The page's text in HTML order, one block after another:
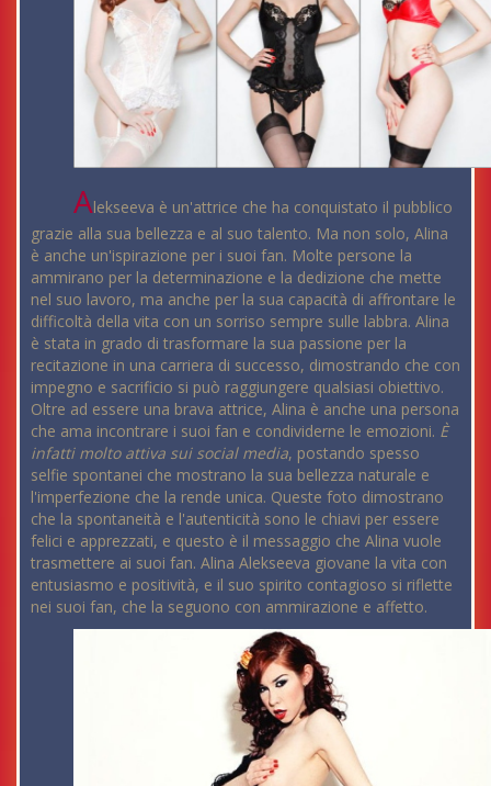
Alekseeva è un'attrice che ha conquistato il pubblico
grazie alla sua bellezza e al suo talento. Ma non solo, Alina
è anche un'ispirazione per i suoi fan. Molte persone la
ammirano per la determinazione e la dedizione che mette
nel suo lavoro, ma anche per la sua capacità di affrontare le
difficoltà della vita con un sorriso sempre sulle labbra. Alina
è stata in grado di trasformare la sua passione per la
recitazione in una carriera di successo, dimostrando che con
impegno e sacrificio si può raggiungere qualsiasi obiettivo.
Oltre ad essere una brava attrice, Alina è anche una persona
che ama incontrare i suoi fan e condividerne le emozioni. È
infatti molto attiva sui social media, postando spesso
selfie spontanei che mostrano la sua bellezza naturale e
l'imperfezione che la rende unica. Queste foto dimostrano
che la spontaneità e l'autenticità sono le chiavi per essere
felici e apprezzati, e questo è il messaggio che Alina vuole
trasmettere ai suoi fan. Alina Alekseeva giovane la vita con
entusiasmo e positività, e il suo spirito contagioso si riflette
nei suoi fan, che la seguono con ammirazione e affetto.